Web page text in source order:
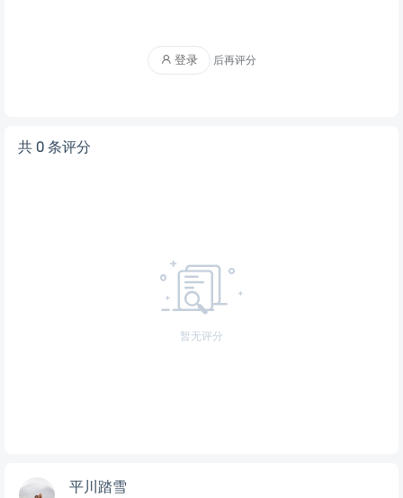
登录 后再评分
共 0 条评分
暂无评分
平川踏雪